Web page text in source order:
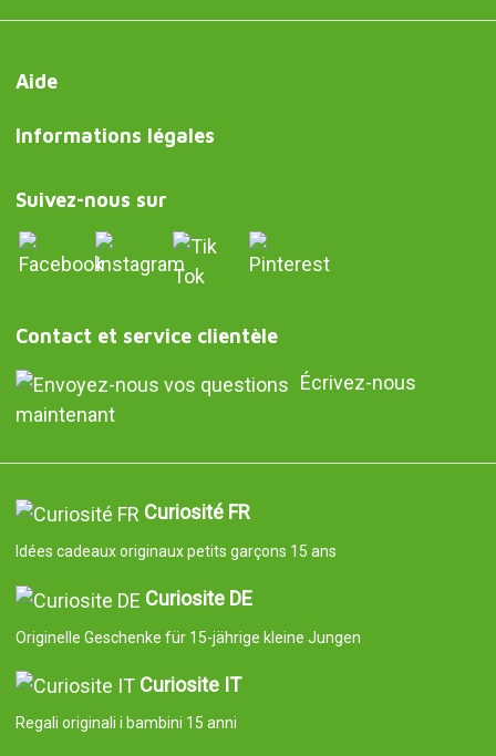
Aide
Informations légales
Suivez-nous sur
Contact et service clientèle
Écrivez-nous
maintenant
Curiosité FR
Idées cadeaux originaux petits garçons 15 ans
Curiosite DE
Originelle Geschenke für 15-jährige kleine Jungen
Curiosite IT
Regali originali i bambini 15 anni